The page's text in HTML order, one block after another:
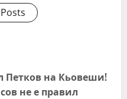
Петков на Кьовеши!
не е правил